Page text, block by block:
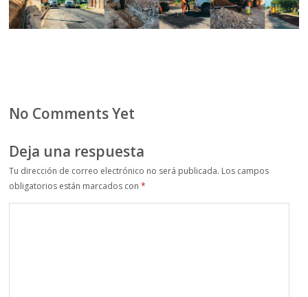
No Comments Yet
Deja una respuesta
Tu dirección de correo electrónico no será publicada. Los campos
obligatorios están marcados con*